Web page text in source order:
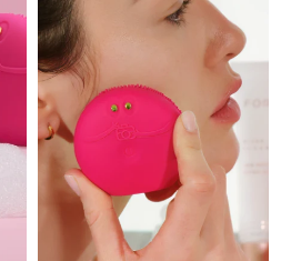
Entrega prevista 8/10/26
Entrega prevista 8/12/26
Entrega prevista8/13/26
Entrega prevista 8/10/26
Entrega prevista 8/14/26